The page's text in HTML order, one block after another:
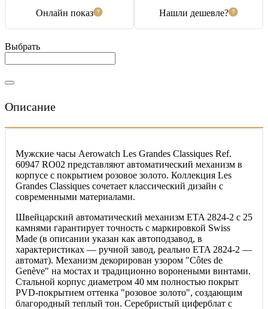
Онлайн показ Нашли дешевле?
Выбрать
Описание
Мужские часы Aerowatch Les Grandes Classiques Ref.
60947 RO02 представляют автоматический механизм в
корпусе с покрытием розовое золото. Коллекция Les
Grandes Classiques сочетает классический дизайн с
современными материалами.
Швейцарский автоматический механизм ETA 2824-2 с 25
камнями гарантирует точность с маркировкой Swiss
Made (в описании указан как автоподзавод, в
характеристиках — ручной завод, реально ETA 2824-2 —
автомат). Механизм декорирован узором "Côtes de
Genève" на мостах и традиционно воронеными винтами.
Стальной корпус диаметром 40 мм полностью покрыт
PVD-покрытием оттенка "розовое золото", создающим
благородный теплый тон. Серебристый циферблат с